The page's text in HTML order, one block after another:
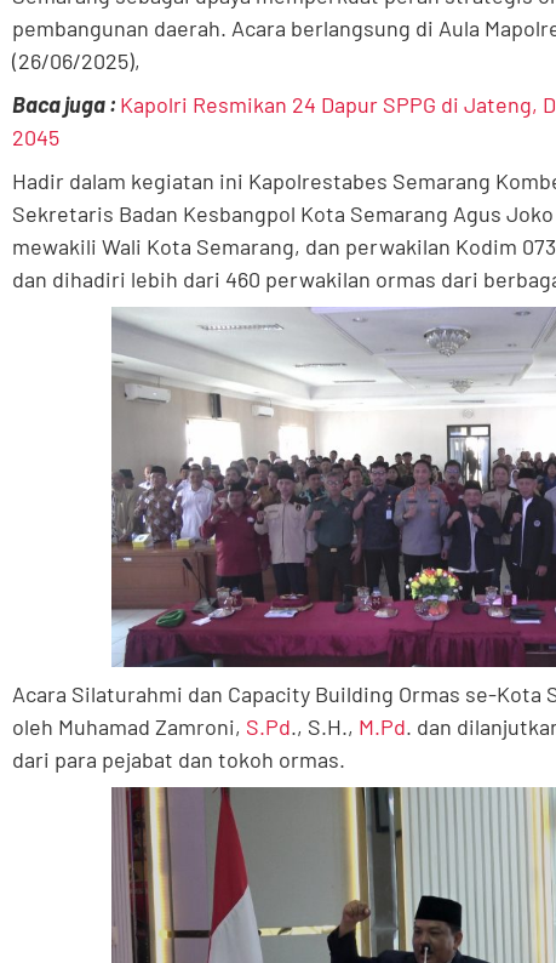
pembangunan daerah. Acara berlangsung di Aula
(26/06/2025),
Baca juga : Kapolri Resmikan 24 Dapur SPPG di Jateng,
2045
Hadir dalam kegiatan ini Kapolrestabes Semarang
Sekretaris Badan Kesbangpol Kota Semarang Agus Joko
mewakili Wali Kota Semarang, dan perwakilan Kodim
dan dihadiri lebih dari 460 perwakilan ormas dari
Acara Silaturahmi dan Capacity Building Ormas se-Kota
oleh Muhamad Zamroni, S.Pd., S.H., M.Pd. dan
dari para pejabat dan tokoh ormas.